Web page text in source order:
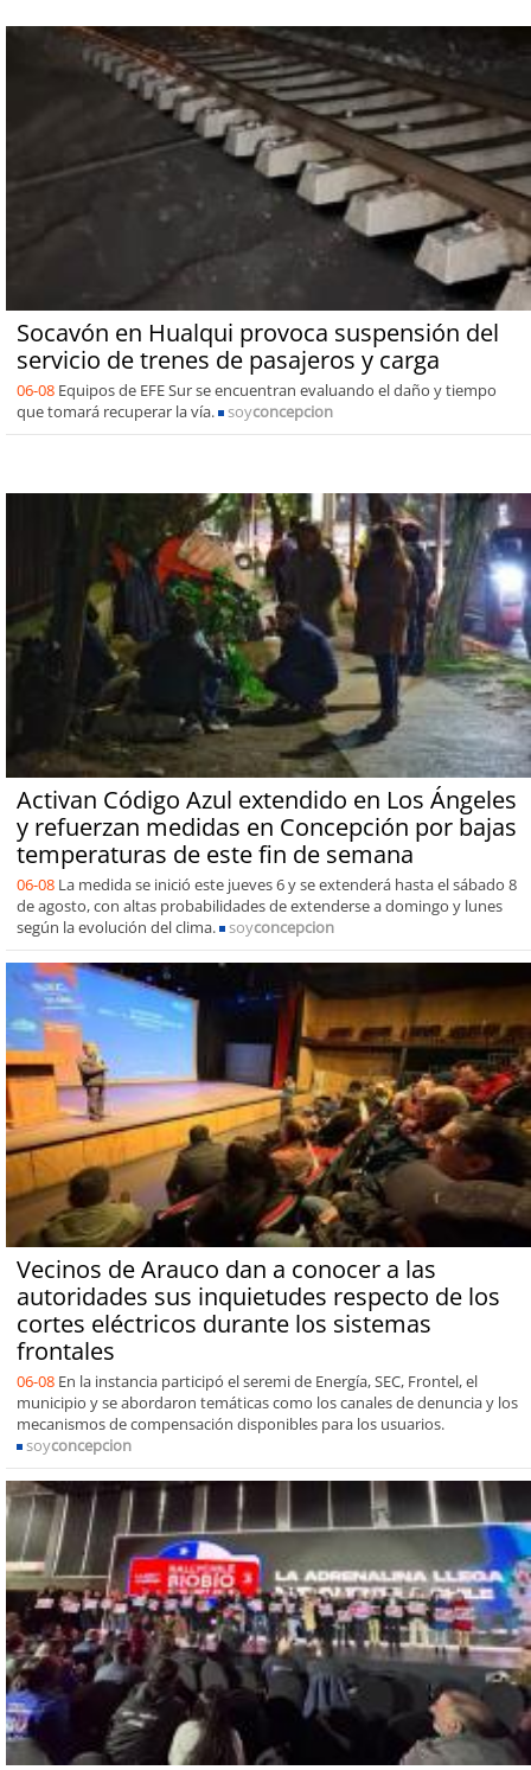
Socavón en Hualqui provoca suspensión del
servicio de trenes de pasajeros y carga
06-08 Equipos de EFE Sur se encuentran evaluando el daño y tiempo
que tomará recuperar la vía.
soyconcepcion
Activan Código Azul extendido en Los Ángeles
y refuerzan medidas en Concepción por bajas
temperaturas de este fin de semana
06-08 La medida se inició este jueves 6 y se extenderá hasta el sábado 8
de agosto, con altas probabilidades de extenderse a domingo y lunes
según la evolución del clima.
soyconcepcion
Vecinos de Arauco dan a conocer a las
autoridades sus inquietudes respecto de los
cortes eléctricos durante los sistemas
frontales
06-08 En la instancia participó el seremi de Energía, SEC, Frontel, el
municipio y se abordaron temáticas como los canales de denuncia y los
mecanismos de compensación disponibles para los usuarios.
soyconcepcion